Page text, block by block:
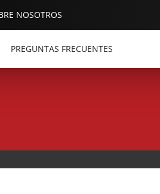
PREGUNTAS FRECUENTES
NOSOTROS